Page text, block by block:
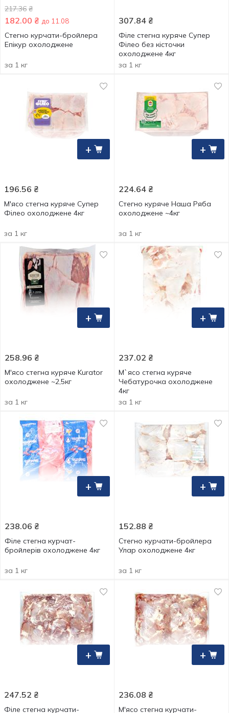
217.36 ₴
182.00 ₴ до 11.08
Стегно курчати-бройлера
Епікур охолоджене
за 1 кг
307.84 ₴
Філе стегна куряче Супер
Філео без кісточки
охолоджене 4кг
за 1 кг
+
196.56 ₴
М'ясо стегна куряче Супер
Філео охолоджене 4кг
за 1 кг
+
224.64 ₴
Стегно куряче Наша Ряба
охолоджене ~4кг
за 1 кг
+
258.96 ₴
М'ясо стегна куряче Kurator
охолоджене ~2,5кг
за 1 кг
+
237.02 ₴
М`ясо стегна куряче
Чебатурочка охолоджене
4кг
за 1 кг
+
238.06 ₴
Філе стегна курчат-
бройлерів охолоджене 4кг
за 1 кг
+
152.88 ₴
Стегно курчати-бройлера
Улар охолоджене 4кг
за 1 кг
+
247.52 ₴
Філе стегна курчати-
+
236.08 ₴
М'ясо стегна курчати-